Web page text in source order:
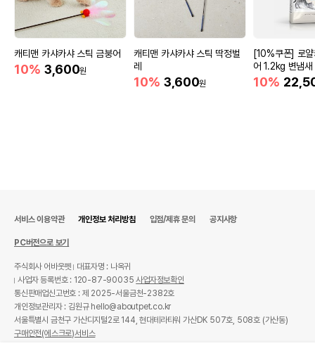
캐티맨 카샤카샤 스틱 금붕어
10% 3,600원
캐티맨 카샤카샤 스틱 딱정벌
레
10% 3,600원
[10%쿠폰] 로
어 1.2kg 변냄새
10%
서비스 이용약관 개인정보 처리방침 입점/제휴 문의 공지사항
PC버전으로 보기
주식회사 어바웃펫
대표자명 : 나옥귀
사업자 등록번호 : 120-87-90035사업자정보확인
통신판매업신고번호 : 제 2025-서울금천-2382호
개인정보관리자 : 김원규 hello@aboutpet.co.kr
서울특별시 금천구 가산디지털2로 144, 현대테라타워 가산DK 507호, 508호 (가산동)
구매안전(에스크로)서비스